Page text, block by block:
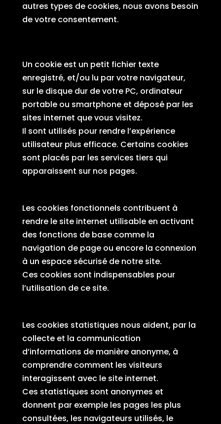
autres types de cookies, nous avons besoin
de votre consentement.
Un cookie est un petit fichier texte
enregistré, et/ou lu par votre navigateur,
sur le disque dur de votre PC, ordinateur
portable ou smartphone et déposé par les
sites internet que vous visitez.
Il sont utilisés pour rendre l’expérience
utilisateur plus efficace. Certains cookies
sont placés par les services tiers qui
apparaissent sur nos pages.
Les cookies fonctionnels contribuent à
rendre le site internet utilisable en activant
des fonctions de base comme la
navigation de page ou encore la connexion
à un espace sécurisé de notre site.
Ces cookies sont indispensables pour
l’utilisation de ce site.
Les cookies statistiques nous aident, par la
collecte et la communication
d’informations de manière anonyme, à
comprendre comment les visiteurs
interagissent avec le site internet.
Ces statistiques sont anonymes et
donnent par exemple les pages les plus
consultées, les navigateurs utilisés, le